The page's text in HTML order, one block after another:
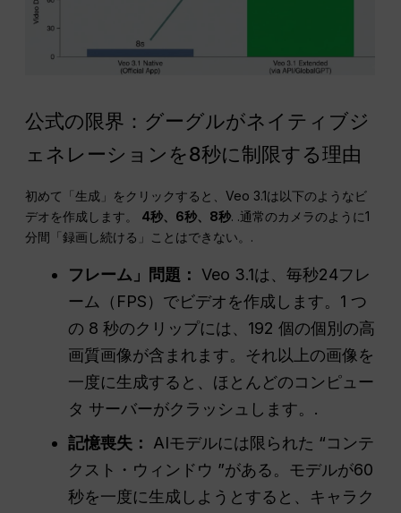
公式の限界：グーグルがネイティブジ
ェネレーションを8秒に制限する理由
初めて「生成」をクリックすると、Veo 3.1は以下のようなビ
デオを作成します。 4秒、6秒、8秒. .通常のカメラのように1
分間「録画し続ける」ことはできない。.
フレーム」問題： Veo 3.1は、毎秒24フレ
ーム（FPS）でビデオを作成します。1 つ
の 8 秒のクリップには、192 個の個別の高
画質画像が含まれます。それ以上の画像を
一度に生成すると、ほとんどのコンピュー
タ サーバーがクラッシュします。.
記憶喪失：
AIモデルには限られた “コンテ
クスト・ウィンドウ ”がある。モデルが60
秒を一度に生成しようとすると、キャラク